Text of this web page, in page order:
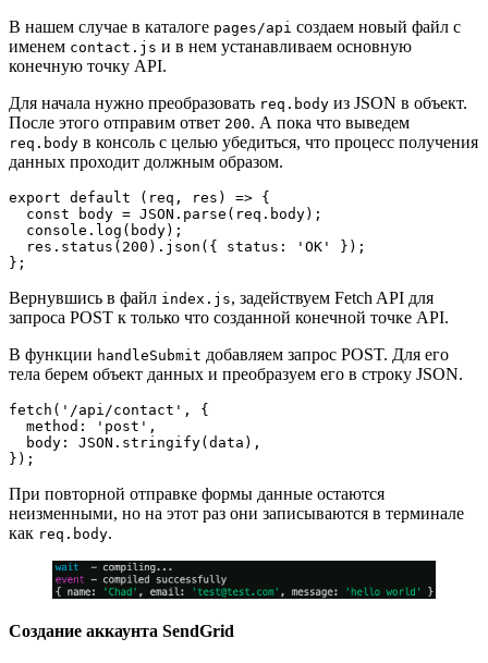
В нашем случае в каталоге pages/api создаем новый файл с
именем contact.js и в нем устанавливаем основную
конечную точку API.
Для начала нужно преобразовать req.body из JSON в объект.
После этого отправим ответ 200. А пока что выведем
req.body в консоль с целью убедиться, что процесс получения
данных проходит должным образом.
export default (req, res) => {
  const body = JSON.parse(req.body);
  console.log(body);
  res.status(200).json({ status: 'OK' });
};
Вернувшись в файл index.js, задействуем Fetch API для
запроса POST к только что созданной конечной точке API.
В функции handleSubmit добавляем запрос POST. Для его
тела берем объект данных и преобразуем его в строку JSON.
fetch('/api/contact', {
  method: 'post',
  body: JSON.stringify(data),
});
При повторной отправке формы данные остаются
неизменными, но на этот раз они записываются в терминале
как req.body.
Создание аккаунта SendGrid